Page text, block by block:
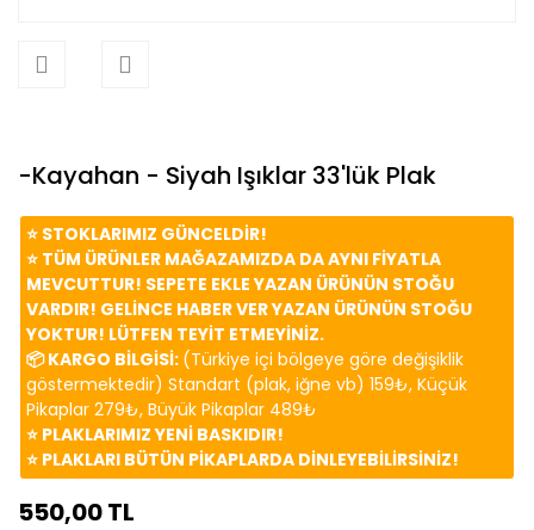
-Kayahan - Siyah Işıklar 33'lük Plak
⭐️ STOKLARIMIZ GÜNCELDİR!
⭐️ TÜM ÜRÜNLER MAĞAZAMIZDA DA AYNI FİYATLA
MEVCUTTUR! SEPETE EKLE YAZAN ÜRÜNÜN STOĞU
VARDIR! GELİNCE HABER VER YAZAN ÜRÜNÜN STOĞU
YOKTUR! LÜTFEN TEYİT ETMEYİNİZ.
📦 KARGO BİLGİSİ: (Türkiye içi bölgeye göre değişiklik
göstermektedir) Standart (plak, iğne vb) 159₺, Küçük
Pikaplar 279₺, Büyük Pikaplar 489₺
⭐️ PLAKLARIMIZ YENİ BASKIDIR!
⭐️ PLAKLARI BÜTÜN PİKAPLARDA DİNLEYEBİLİRSİNİZ!
550,00 TL